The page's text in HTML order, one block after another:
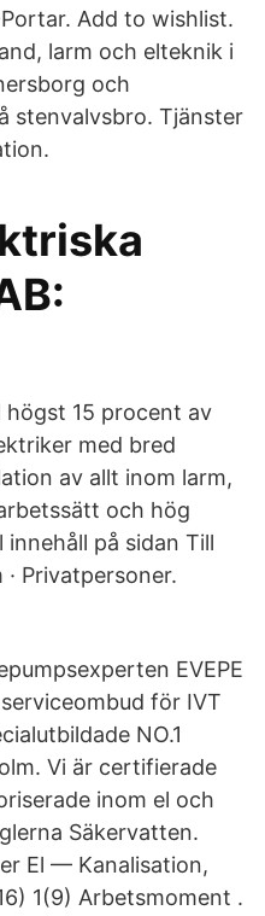
Add to wishlist.
larm och elteknik i
och
stenvalvsbro. Tjänster
15 procent av
med bred
av allt inom larm,
och hög
på sidan Till
Privatpersoner.
EVEPE
för IVT
NO.1
Vi är certifierade
inom el och
Säkervatten.
El — Kanalisation,
1(9) Arbetsmoment .